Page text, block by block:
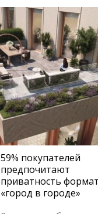
59% покупателей
предпочитают
приватность
«город в городе»